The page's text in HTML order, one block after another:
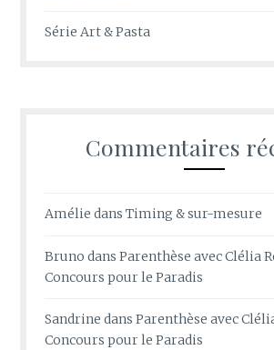
Série Art & Pasta
Commentaires
Amélie dansTiming & sur-mesure
Bruno dansParenthèse avec Clélia
Concours pour le Paradis
Sandrine dansParenthèse avec
Concours pour le Paradis